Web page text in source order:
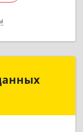
данных
г, Таратынова